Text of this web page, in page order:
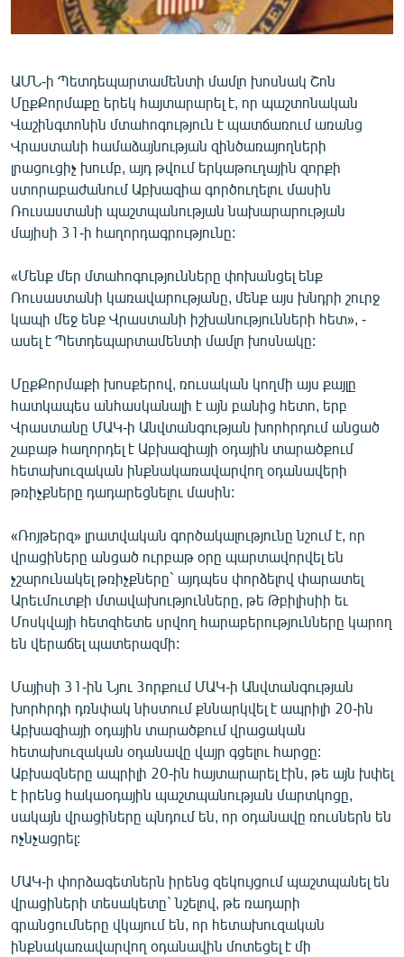
ՄԵԿՆԱԲԱՆՈՒԹՅՈՒՆ
ԿՈՐՈՆԱՎԻՐՈՒՍ
ԱՐԽԻՎ
ՏԵՍԱՆՅՈՒԹԵՐ
ԲԱՆԱՎԵՃ
ՁԳՏԵԼՈՎ ԼԱՎԱԳՈՒՅՆԻՆ
ՓՈԴՔԱՍԹ
Հայերեն
English
Русский
ՀԵՏԵՎԵՔ ՄԵԶ
ԱՄՆ-ի Պետդեպարտամենտի մամլո խոսնակ Շոն
ՄըքՔորմաքը երեկ հայտարարել է, որ պաշտոնական
Վաշինգտոնին մտահոգություն է պատճառում առանց
Վրաստանի համաձայնության զինծառայողների
լրացուցիչ խումբ, այդ թվում երկաթուղային զորքի
ստորաբաժանում Աբխազիա գործուղելու մասին
Ռուսաստանի պաշտպանության նախարարության
մայիսի 31-ի հաղորդագրությունը:
«Մենք մեր մտահոգությունները փոխանցել ենք
Ռուսաստանի կառավարությանը, մենք այս խնդրի շուրջ
կապի մեջ ենք Վրաստանի իշխանությունների հետ», -
ասել է Պետդեպարտամենտի մամլո խոսնակը:
ՄըքՔորմաքի խոսքերով, ռուսական կողմի այս քայլը
հատկապես անհասկանալի է այն բանից հետո, երբ
Վրաստանը ՄԱԿ-ի Անվտանգության խորհրդում անցած
շաբաթ հաղորդել է Աբխազիայի օդային տարածքում
հետախուզական ինքնակառավարվող օդանավերի
թռիչքները դադարեցնելու մասին:
«Ռոյթերզ» լրատվական գործակալությունը նշում է, որ
վրացիները անցած ուրբաթ օրը պարտավորվել են
չշարունակել թռիչքները` այդպես փորձելով փարատել
Արեւմուտքի մտավախությունները, թե Թբիլիսիի եւ
Մոսկվայի հետզհետե սրվող հարաբերությունները կարող
են վերաճել պատերազմի:
Մայիսի 31-ին Նյու 3որքում ՄԱԿ-ի Անվտանգության
խորհրդի դռնփակ նիստում քննարկվել է ապրիլի 20-ին
Աբխազիայի օդային տարածքում վրացական
հետախուզական օդանավը վայր գցելու հարցը:
Աբխազները ապրիլի 20-ին հայտարարել էին, թե այն խփել
է իրենց հակաօդային պաշտպանության մարտկոցը,
սակայն վրացիները պնդում են, որ օդանավը ռուսներն են
ոչնչացրել:
ՄԱԿ-ի փորձագետներն իրենց զեկույցում պաշտպանել են
վրացիների տեսակետը` նշելով, թե ռադարի
գրանցումները վկայում են, որ հետախուզական
ինքնակառավարվող օդանավին մոտեցել է մի